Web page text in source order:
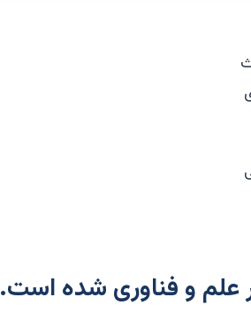
علم و فناوری شده است.